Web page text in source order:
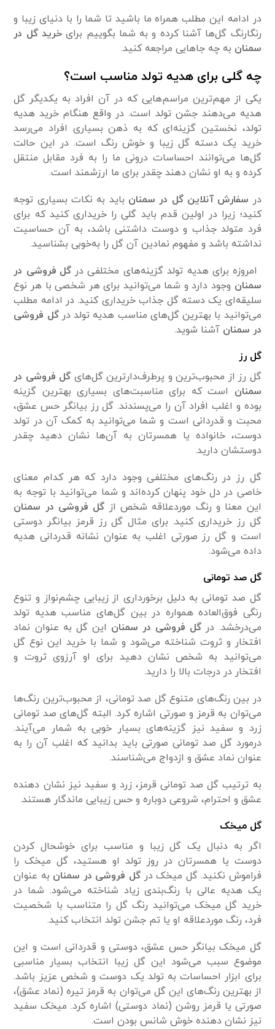
در ادامه این مطلب همراه ما باشید تا شما را با دنیای زیبا و
رنگارنگ گل‌ها آشنا کرده و به شما بگوییم برای خرید گل در
سمنان به چه جا‌هایی مراجعه کنید.
چه گلی برای هدیه تولد مناسب است؟
یکی از مهم‌ترین مراسم‌هایی که در آن افراد به یکدیگر گل
هدیه می‌دهند جشن تولد است. در واقع هنگام خرید هدیه
تولد، نخستین گزینه‌ای که به ذهن بسیاری افراد می‌رسد
خرید یک دسته گل زیبا و خوش رنگ است. در این حالت
گل‌ها می‌توانند احساسات درونی ما را به فرد مقابل منتقل
کرده و به او نشان دهند چقدر برای ما ارزشمند است.
در سفارش آنلاین گل در سمنان باید به نکات بسیاری توجه
کنید؛ زیرا در اولین قدم باید گلی را خریداری ‌کنید که برای
فرد متولد جذاب و دوست داشتنی باشد، به آن حساسیت
نداشته باشد و مفهوم نمادین آن گل را به‌خوبی بشناسید.
امروزه برای هدیه تولد گزینه‌های مختلفی درگل فروشی در
سمنان وجود دارد و شما می‌توانید برای هر شخصی با هر نوع
سلیقه‌ای یک دسته گل جذاب خریداری کنید. در ادامه مطلب
می‌توانید با بهترین گل‌های مناسب هدیه تولد درگل فروشی
در سمنان آشنا شوید.
گل رز
گل رز از محبوب‌ترین و پرطرف‌دارترین گل‌های گل فروشی در
سمنان است که برای مناسبت‌های بسیاری بهترین گزینه
بوده و اغلب افراد آن را می‌پسندند. گل رز بیانگر حس عشق،
محبت و قدردانی است و شما می‌توانید به کمک آن در تولد
دوست، خانواده یا همسرتان به آن‌ها نشان دهید چقدر
دوستشان دارید.
گل رز در رنگ‌های مختلفی وجود دارد که هر کدام معنای
خاصی در دل خود پنهان کرده‌اند و شما می‌توانید با توجه به
این معنا و رنگ موردعلاقه شخص از گل فروشی در سمنان
گل رز خریداری کنید. برای مثال گل رز قرمز بیانگر دوستی
است و گل رز صورتی اغلب به عنوان نشانه قدردانی هدیه
داده می‌شود.
گل صد تومانی
گل صد تومانی به دلیل برخورداری از زیبایی چشم‌نواز و تنوع
رنگی فوق‌العاده همواره در بین گل‌های مناسب هدیه تولد
می‌درخشد. در گل فروشی در سمنان این گل به عنوان نماد
افتخار و ثروت شناخته می‌شود و شما با خرید این نوع گل
می‌توانید به شخص نشان دهید برای او آرزوی ثروت و
افتخار در درجات بالا را دارید.
در بین رنگ‌های متنوع گل صد تومانی، از محبوب‌ترین رنگ‌ها
می‌توان به قرمز و صورتی اشاره کرد. البته گل‌های صد تومانی
زرد و سفید نیز گزینه‌های بسیار خوبی به شمار می‌آیند.
درمورد گل صد تومانی صورتی باید بدانید که اغلب آن را به
عنوان نماد عشق و ازدواج می‌شناسند.
به ترتیب گل صد تومانی قرمز، زرد و سفید نیز نشان دهنده
عشق و احترام، شروعی دوباره و حس زیبایی ماندگار هستند.
گلمیخک
اگر به دنبال یک گل زیبا و مناسب برای خوشحال کردن
دوست یا همسرتان در روز تولد او هستید، گل میخک را
فراموش نکنید. گل میخک در گل فروشی در سمنان به عنوان
یک هدیه عالی با رنگ‌بندی زیاد شناخته می‌شود. شما در
خرید گل میخک می‌توانید رنگ گل را متناسب با شخصیت
فرد، رنگ موردعلاقه او یا تم جشن تولد انتخاب کنید.
گل میخک بیانگر حس عشق، دوستی و قدردانی است و این
موضوع سبب می‌شود این گل زیبا انتخاب بسیار مناسبی
برای ابزار احساسات به تولد یک دوست و شخص عزیز باشد.
از بهترین رنگ‌های این گل می‌توان به قرمز تیره (نماد عشق)،
صورتی یا قرمز روشن (نماد دوستی) اشاره کرد. میخک سفید
نیز نشان دهنده خوش شانس بودن است.